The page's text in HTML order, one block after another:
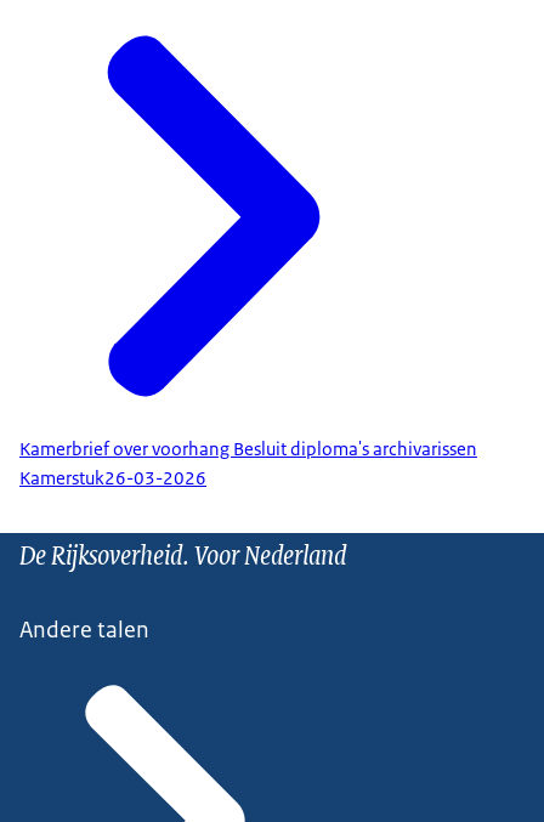
Kamerbrief over voorhang Besluit diploma's archivarissen
Kamerstuk26-03-2026
De Rijksoverheid. Voor Nederland
Andere talen